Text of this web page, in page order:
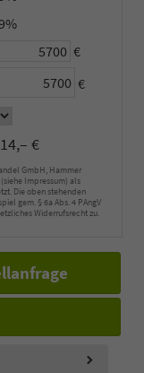
€
€
€
GmbH, Hammer
Impressum) als
Die oben stehenden
gem. § 6a Abs. 4 PAngV
Widerrufsrecht zu.